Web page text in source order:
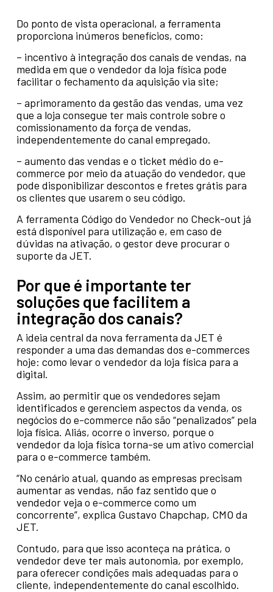
Do ponto de vista operacional, a ferramenta
proporciona inúmeros benefícios, como:
– incentivo à integração dos canais de vendas, na
medida em que o vendedor da loja física pode
facilitar o fechamento da aquisição via site;
– aprimoramento da gestão das vendas, uma vez
que a loja consegue ter mais controle sobre o
comissionamento da força de vendas,
independentemente do canal empregado.
– aumento das vendas e o ticket médio do e-
commerce por meio da atuação do vendedor, que
pode disponibilizar descontos e fretes grátis para
os clientes que usarem o seu código.
A ferramenta Código do Vendedor no Check-out já
está disponível para utilização e, em caso de
dúvidas na ativação, o gestor deve procurar o
suporte da JET.
Por que é importante ter
soluções que facilitem a
integração dos canais?
A ideia central da nova ferramenta da JET é
responder a uma das demandas dos e-commerces
hoje: como levar o vendedor da loja física para a
digital.
Assim, ao permitir que os vendedores sejam
identificados e gerenciem aspectos da venda, os
negócios do e-commerce não são “penalizados” pela
loja física. Aliás, ocorre o inverso, porque o
vendedor da loja física torna-se um ativo comercial
para o e-commerce também.
“No cenário atual, quando as empresas precisam
aumentar as vendas, não faz sentido que o
vendedor veja o e-commerce como um
concorrente”, explica Gustavo Chapchap, CMO da
JET.
Contudo, para que isso aconteça na prática, o
vendedor deve ter mais autonomia, por exemplo,
para oferecer condições mais adequadas para o
cliente, independentemente do canal escolhido.